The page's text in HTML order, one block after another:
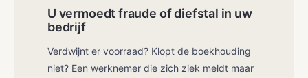
U vermoedt fraude of diefstal in uw
bedrijf
Verdwijnt er voorraad? Klopt de boekhouding
niet? Een werknemer die zich ziek meldt maar